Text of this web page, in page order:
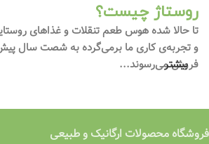
روستاژ چیست؟
تا حالا شده هوس طعم تنقلات و غذاهای
و تجربه‌ی کاری ما برمی‌گرده به شصت سال پیش
فروش می‌رسوند...
بیشتر
فروشگاه محصولات ارگانیک و طبیعی